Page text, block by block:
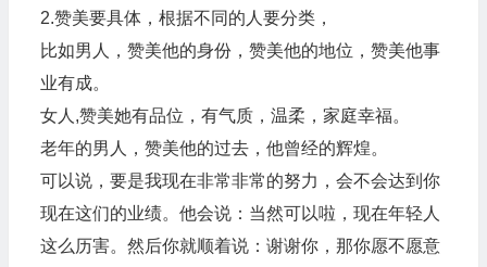
2.赞美要具体，根据不同的人要分类，
比如男人，赞美他的身份，赞美他的地位，赞美他事
业有成。
女人,赞美她有品位，有气质，温柔，家庭幸福。
老年的男人，赞美他的过去，他曾经的辉煌。
可以说，要是我现在非常非常的努力，会不会达到你
现在这们的业绩。他会说：当然可以啦，现在年轻人
这么历害。然后你就顺着说：谢谢你，那你愿不愿意